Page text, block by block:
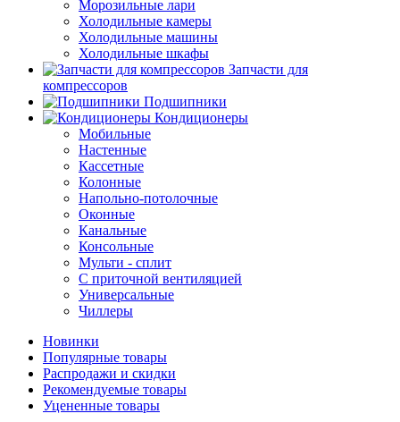
Морозильные лари
Холодильные камеры
Холодильные машины
Холодильные шкафы
Запчасти для
компрессоров
Подшипники
Кондиционеры
Мобильные
Настенные
Кассетные
Колонные
Напольно-потолочные
Оконные
Канальные
Консольные
Мульти - сплит
С приточной вентиляцией
Универсальные
Чиллеры
Новинки
Популярные товары
Распродажи и скидки
Рекомендуемые товары
Уцененные товары